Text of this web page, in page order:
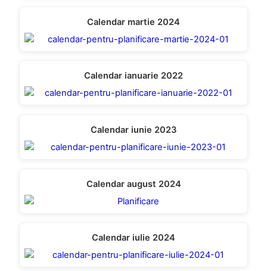
Calendar martie 2024
Calendar ianuarie 2022
Calendar iunie 2023
Calendar august 2024
Calendar iulie 2024